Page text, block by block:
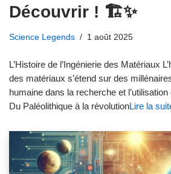
Découvrir ! 🏗️✨
Science Legends 1 août 2025
L’Histoire de l’Ingénierie des Matériaux
des matériaux s’étend sur des
humaine dans la recherche et
Du Paléolithique à la révolutionLire la